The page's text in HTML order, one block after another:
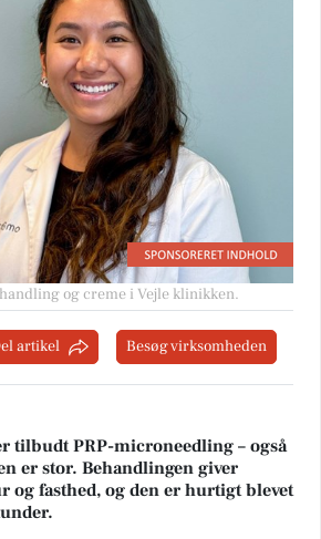
og creme i Vejle klinikken.
artikel Besøg virksomheden
tilbudt PRP-microneedling – også
er stor. Behandlingen giver
fasthed, og den er hurtigt blevet